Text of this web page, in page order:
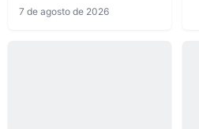
7 de agosto de 2026